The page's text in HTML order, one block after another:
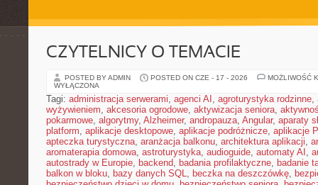
CZYTELNICY O TEMACIE
POSTED BY ADMIN POSTED ON CZE - 17 - 2026
MOŻLIWOŚĆ
WYŁĄCZONA
Tagi: administracja serwerami, agenci AI , agroturystyka rodzinne,
wyżywieniem, akcesoria ogrodowe, aktywizacja seniora,
pokarmowe, algorytmy, Alzheimer, andropauza, Angular, aparaty
platform, aplikacje desktopowe, aplikacje podróżnicze, aplikacje
apteczka turystyczna, aranżacja balkonu, architektura aplikacji,
aromaterapia domowa, astroturystyka, audioguide, automaty AI ,
autostrady w Europie, backend, badania profilaktyczne, badanie
balkon w bloku, bazy danych SQL, beczka na deszczówkę,